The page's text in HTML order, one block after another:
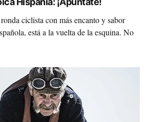
ciclista con más encanto y sabor
está a la vuelta de la esquina. No